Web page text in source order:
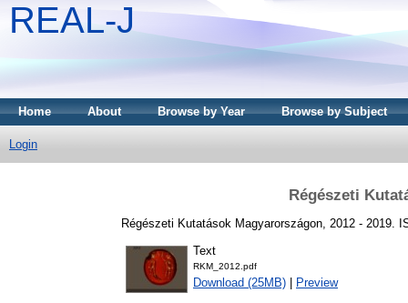
REAL-J
Home About Browse by Year Browse by Subject
Login
Régészeti
Régészeti Kutatások Magyarországon, 2012 - 2019.
Text
RKM_2012.pdf
Download (25MB) Preview